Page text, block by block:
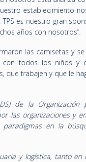
establecimiento
es nuestro gran
años con nosotros”.
las camisetas y
con todos los niños y
que trabajen y que le
de la Organización
las organizaciones y
en la
y logística, tanto en